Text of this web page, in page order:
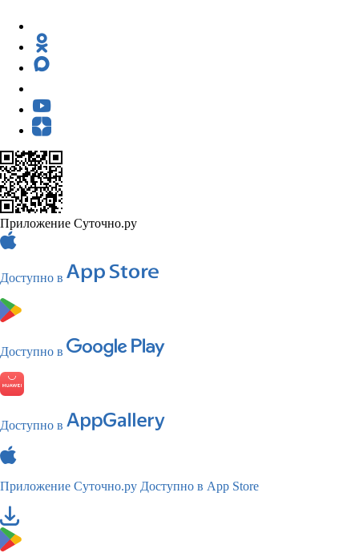
Приложение Суточно.ру
Доступно в
Доступно в
Доступно в
Приложение Суточно.ру Доступно в App Store